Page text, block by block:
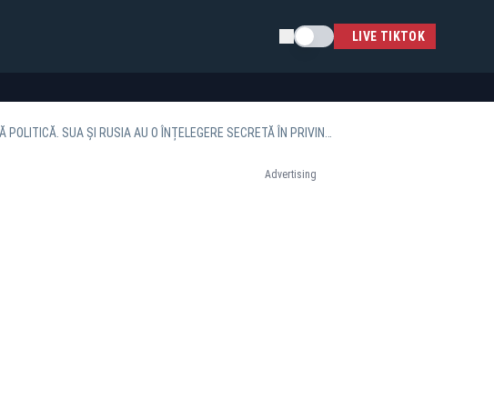
Schimba temaLIVE TIKTOK
Advertising